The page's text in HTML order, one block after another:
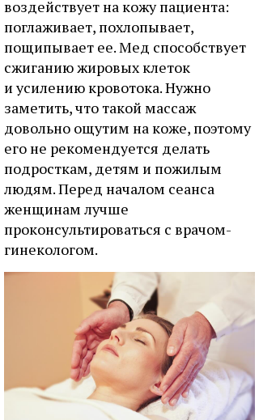
воздействует на кожу пациента:
поглаживает, похлопывает,
пощипывает ее. Мед способствует
сжиганию жировых клеток
и усилению кровотока. Нужно
заметить, что такой массаж
довольно ощутим на коже, поэтому
его не рекомендуется делать
подросткам, детям и пожилым
людям. Перед началом сеанса
женщинам лучше
проконсультироваться с врачом-
гинекологом.